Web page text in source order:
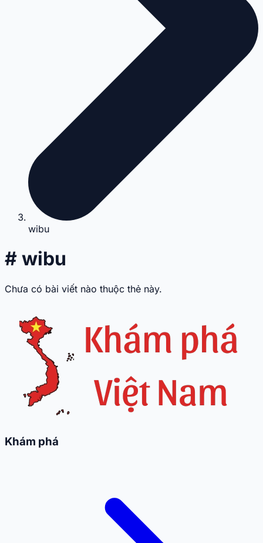
wibu
# wibu
Chưa có bài viết nào thuộc thẻ này.
Khám phá